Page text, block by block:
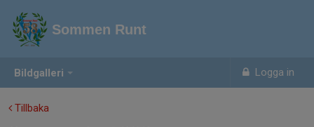
Bildgalleri Logga in
Sommen Runt
Tillbaka